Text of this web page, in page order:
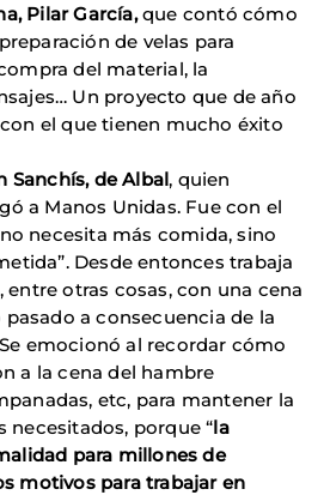
Pilar García,que contó cómo
de velas para
del material, la
Un proyecto que de año
el que tienen mucho éxito
Sanchís, de Albal, quien
a Manos Unidas. Fue con el
necesita más comida, sino
Desde entonces trabaja
otras cosas, con una cena
pasado a consecuencia de la
emocionó al recordar cómo
a la cena del hambre
etc, para mantener la
necesitados, porque “la
para millones de
motivos para trabajar en